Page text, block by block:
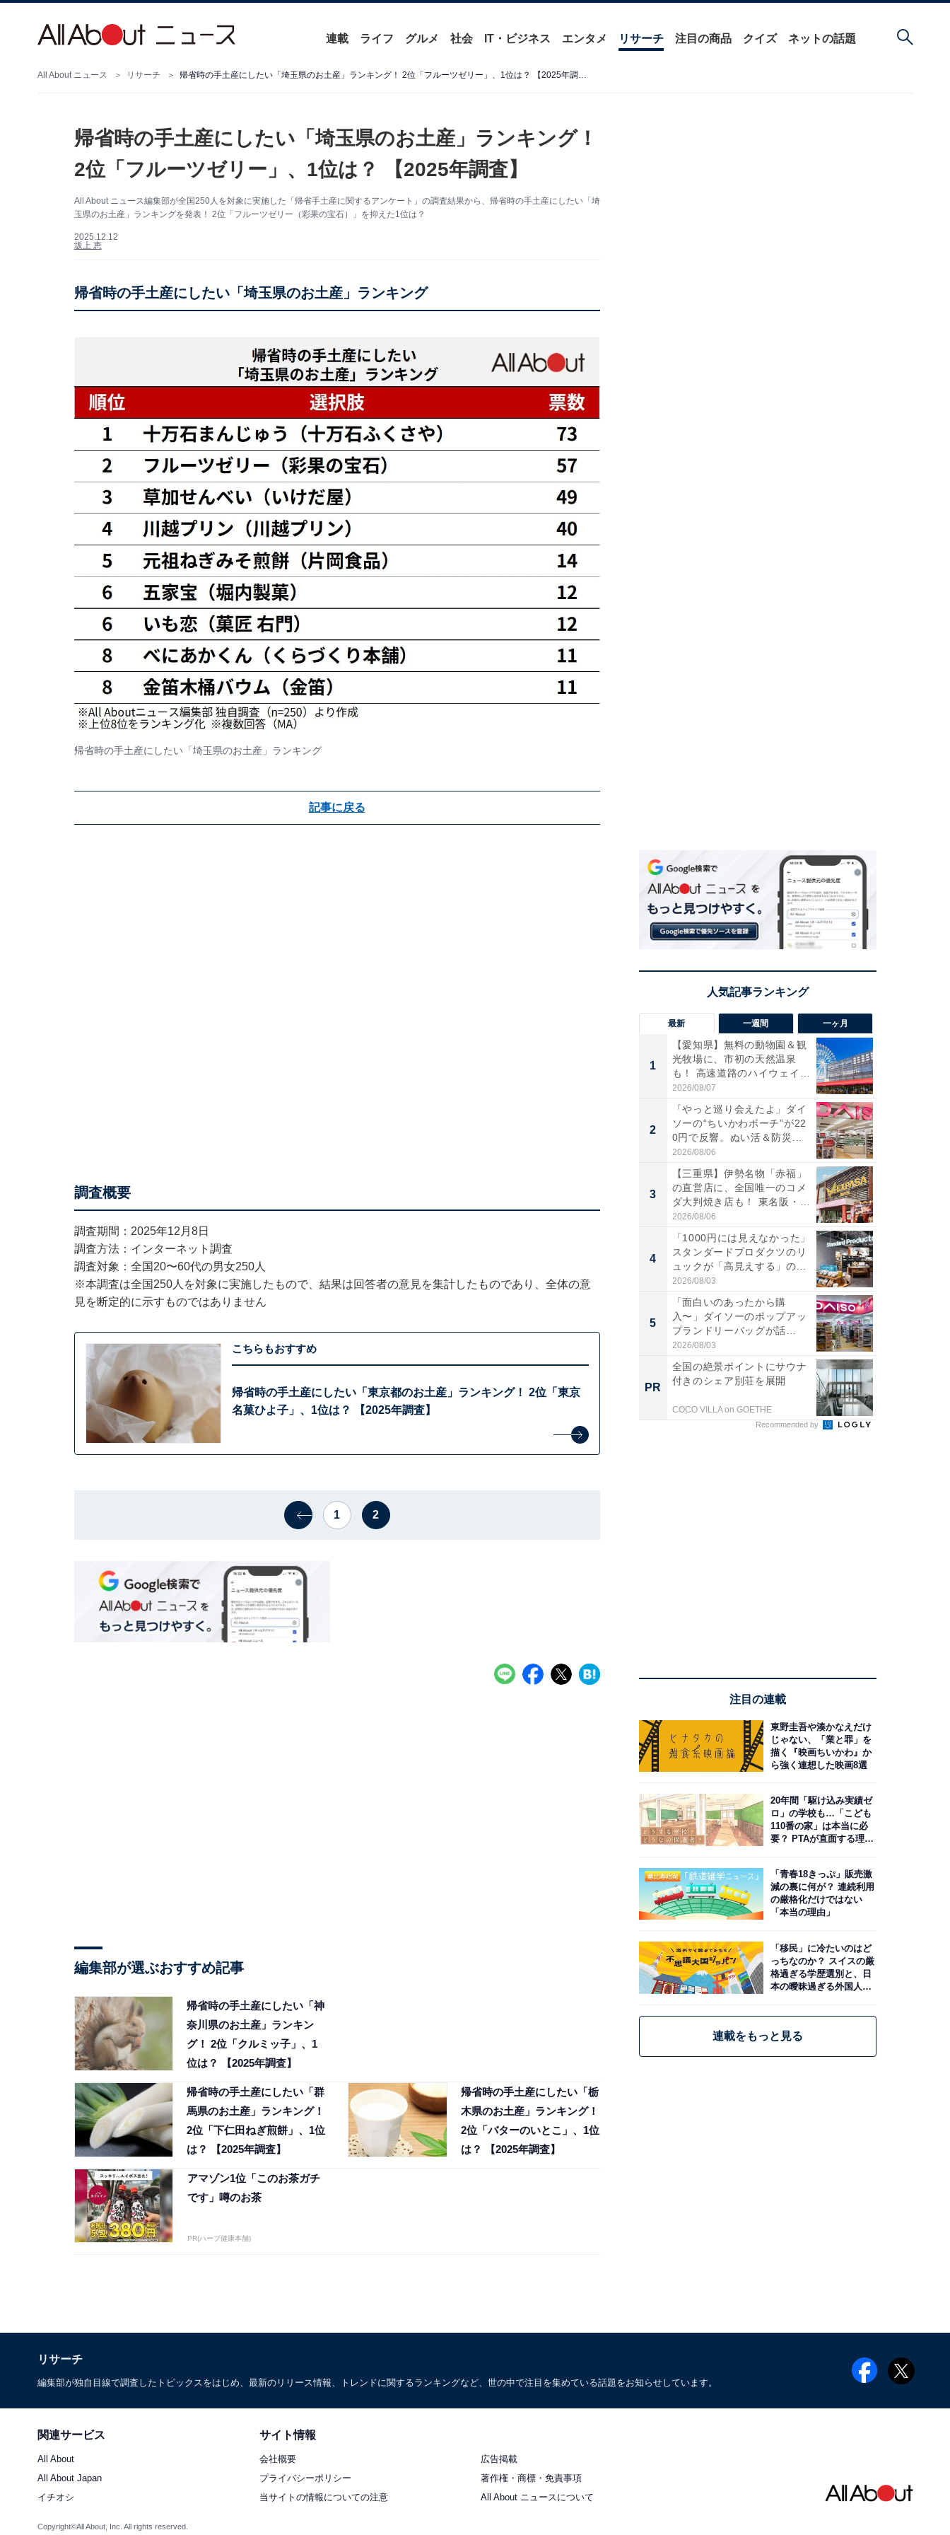
連載 ライフ グルメ 社会 IT・ビジネス エンタメ リサーチ 注目の商品 クイズ ネットの話題
All About ニュース リサーチ 帰省時の手土産にしたい「埼玉県のお土産」ランキング！ 2位「フルーツゼリー」、1位は？ 【2025年調査】
帰省時の手土産にしたい「埼玉県のお土産」ランキング！
2位「フルーツゼリー」、1位は？ 【2025年調査】
All About ニュース編集部が全国250人を対象に実施した「帰省手土産に関するアンケート」の調査結果から、帰省時の手土産にしたい「埼
玉県のお土産」ランキングを発表！ 2位「フルーツゼリー（彩果の宝石）」を抑えた1位は？
2025.12.12
坂上 恵
帰省時の手土産にしたい「埼玉県のお土産」ランキング
帰省時の手土産にしたい「埼玉県のお土産」ランキング
記事に戻る
調査概要
調査期間：2025年12月8日
調査方法：インターネット調査
調査対象：全国20〜60代の男女250人
※本調査は全国250人を対象に実施したもので、結果は回答者の意見を集計したものであり、全体の意
見を断定的に示すものではありません
こちらもおすすめ
帰省時の手土産にしたい「東京都のお土産」ランキング！ 2位「東京
名菓ひよ子」、1位は？ 【2025年調査】
1 2
編集部が選ぶおすすめ記事
帰省時の手土産にしたい「神
奈川県のお土産」ランキン
グ！ 2位「クルミッ子」、1
位は？ 【2025年調査】
帰省時の手土産にしたい「群
馬県のお土産」ランキング！
2位「下仁田ねぎ煎餅」、1位
は？ 【2025年調査】
帰省時の手土産にしたい「栃
木県のお土産」ランキング！
2位「バターのいとこ」、1位
は？ 【2025年調査】
アマゾン1位「このお茶ガチ
です」噂のお茶
PR(ハーブ健康本舗)
最新 一週間 一ヶ月
1
【愛知県】無料の動物園＆観
光牧場に、市初の天然温泉
も！ 高速道路のハイウェイオ
ア...
2026/08/07
2
「やっと巡り会えたよ」ダイ
ソーの“ちいかわポーチ”が22
0円で反響。ぬい活＆防災...
2026/08/06
3
【三重県】伊勢名物「赤福」
の直営店に、全国唯一のコメ
ダ大判焼き店も！ 東名阪・
伊...
2026/08/06
4
「1000円には見えなかった」
スタンダードプロダクツのリ
ュックが「高見えする」の...
2026/08/03
5
「面白いのあったから購
入〜」ダイソーのポップアッ
プランドリーバッグが話
題。“さま...
2026/08/03
PR
全国の絶景ポイントにサウナ
付きのシェア別荘を展開
COCO VILLA on GOETHE
Recommended by
注目の連載
東野圭吾や湊かなえだけ
じゃない、「業と罪」を
描く『映画ちいかわ』か
ら強く連想した映画8選
20年間「駆け込み実績ゼ
ロ」の学校も…「こども
110番の家」は本当に必
要？ PTAが直面する理想
「青春18きっぷ」販売激
減の裏に何が？ 連続利用
の厳格化だけではない
「本当の理由」
「移民」に冷たいのはど
っちなのか？ スイスの厳
格過ぎる学歴選別と、日
本の曖昧過ぎる外国人政
連載をもっと見る
リサーチ
編集部が独自目線で調査したトピックスをはじめ、最新のリリース情報、トレンドに関するランキングなど、世の中で注目を集めている話題をお知らせしています。
関連サービス
All About
All About Japan
イチオシ
サイト情報
会社概要
広告掲載
プライバシーポリシー
著作権・商標・免責事項
当サイトの情報についての注意
All About ニュースについて
Copyright©All About, Inc. All rights reserved.